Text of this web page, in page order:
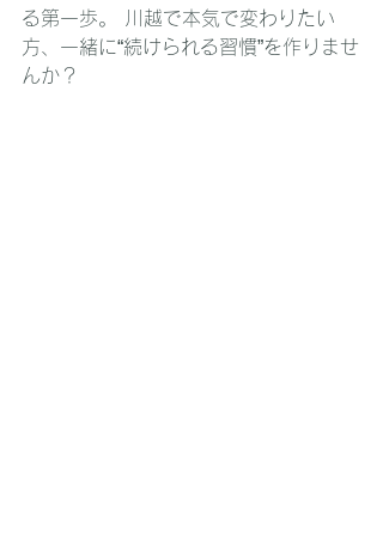
る第一歩。 川越で本気で変わりたい
方、一緒に“続けられる習慣”を作りませ
んか？